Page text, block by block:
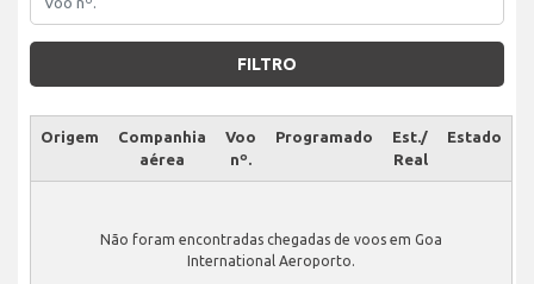
FILTRO
Origem
Companhia
aérea
Voo
nº.
Programado
Est./
Real
Estado
Não foram encontradas chegadas de voos em Goa
International Aeroporto.